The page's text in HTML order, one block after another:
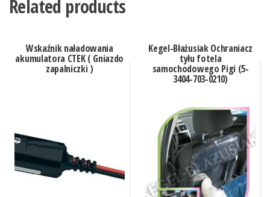
Related products
Wskaźnik naładowania
akumulatora CTEK ( Gniazdo
zapalniczki )
Kegel-Błażusiak Ochraniacz
tyłu fotela
samochodowego Pigi (5-
3404-703-0210)